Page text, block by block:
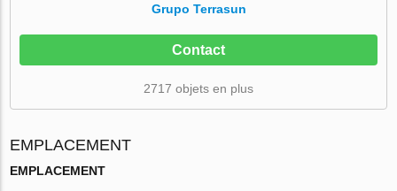
Grupo Terrasun
Contact
2717 objets en plus
EMPLACEMENT
EMPLACEMENT